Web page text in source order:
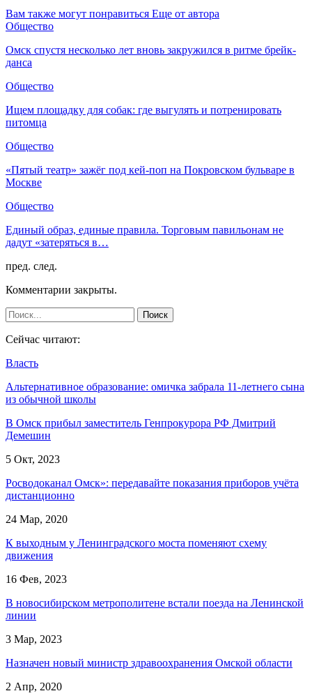
Вам также могут понравиться Еще от автора
Общество
Омск спустя несколько лет вновь закружился в ритме брейк-
данса
Общество
Ищем площадку для собак: где выгулять и потренировать
питомца
Общество
«Пятый театр» зажёг под кей-поп на Покровском бульваре в
Москве
Общество
Единый образ, единые правила. Торговым павильонам не
дадут «затеряться в…
пред. след.
Комментарии закрыты.
Сейчас читают:
Власть
Альтернативное образование: омичка забрала 11-летнего сына
из обычной школы
В Омск прибыл заместитель Генпрокурора РФ Дмитрий
Демешин
5 Окт, 2023
Росводоканал Омск»: передавайте показания приборов учёта
дистанционно
24 Мар, 2020
К выходным у Ленинградского моста поменяют схему
движения
16 Фев, 2023
В новосибирском метрополитене встали поезда на Ленинской
линии
3 Мар, 2023
Назначен новый министр здравоохранения Омской области
2 Апр, 2020